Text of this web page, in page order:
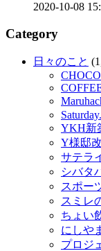
2020-10-08
Category
日々のこと
YKH新
Y様邸
サテラ
シバタ
スポー
スミレ
ちょい
にしや
プロジ